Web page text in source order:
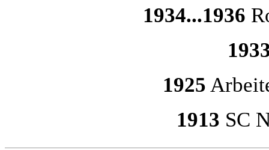
1934...1936
1925
1913 SC